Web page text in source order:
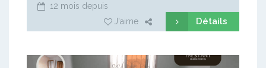
12 mois depuis
J'aime
Détails